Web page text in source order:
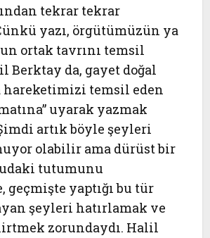
tekrar tekrar
yazı, örgütümüzün ya
ortak tavrını temsil
Berktay da, gayet doğal
hareketimizi temsil eden
uyarak yazmak
artık böyle şeyleri
olabilir ama dürüst bir
tutumunu
geçmişte yaptığı bu tür
şeyleri hatırlamak ve
zorundaydı. Halil